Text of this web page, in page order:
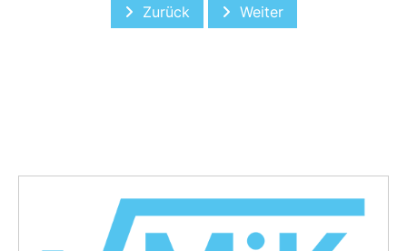
Vorheriger Beitrag: Cool Risks Munich
Zurück Nächster Beitrag:
Weiter